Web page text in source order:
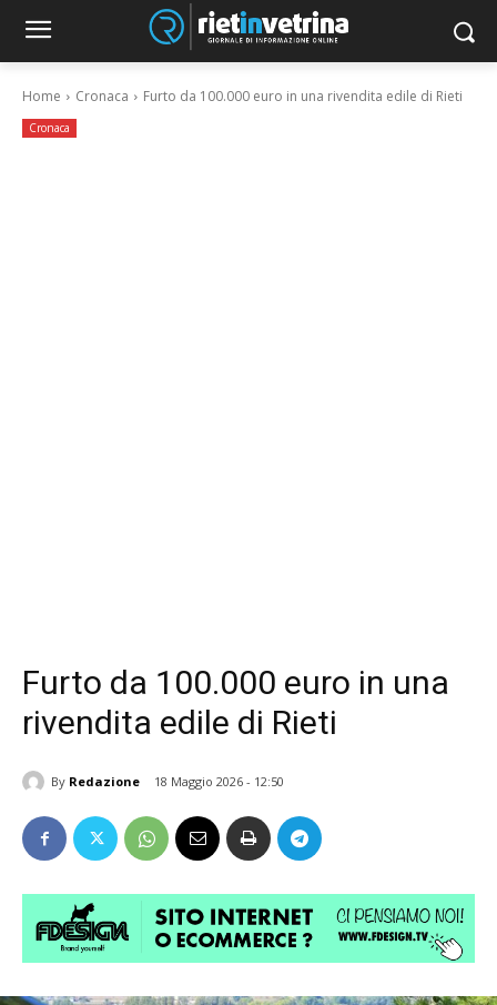
Home Cronaca Furto da 100.000 euro in una rivendita edile di Rieti
Cronaca
Furto da 100.000 euro in una
rivendita edile di Rieti
By Redazione 18 Maggio 2026 - 12:50